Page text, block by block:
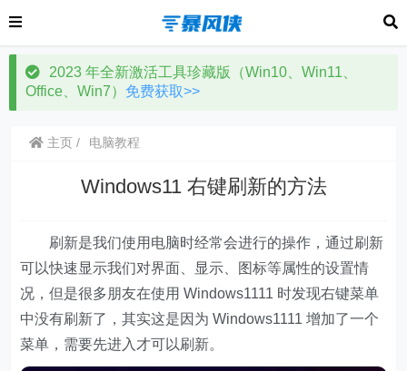
2023 年全新激活工具珍藏版（Win10、Win11、
Office、Win7） 免费获取>>
主页 电脑教程
Windows11 右键刷新的方法
刷新是我们使用电脑时经常会进行的操作，通过刷新
可以快速显示我们对界面、显示、图标等属性的设置情
况，但是很多朋友在使用 Windows1111 时发现右键菜单
中没有刷新了，其实这是因为 Windows1111 增加了一个
菜单，需要先进入才可以刷新。